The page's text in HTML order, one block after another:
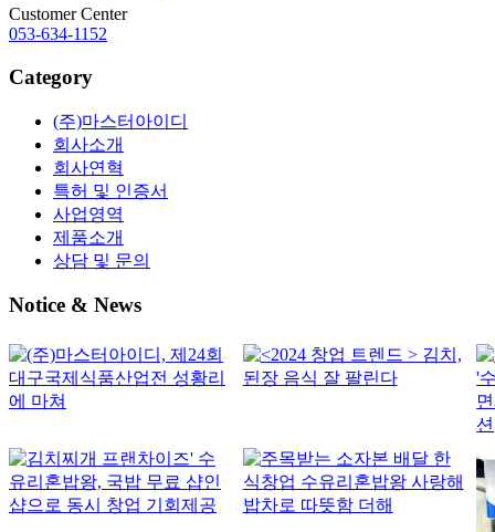
Customer Center
053-634-1152
Category
(주)마스터아이디
회사소개
회사연혁
특허 및 인증서
사업영역
제품소개
상담 및 문의
Notice & News